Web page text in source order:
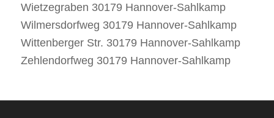
Wietzegraben 30179 Hannover-Sahlkamp
Wilmersdorfweg 30179 Hannover-Sahlkamp
Wittenberger Str. 30179 Hannover-Sahlkamp
Zehlendorfweg 30179 Hannover-Sahlkamp